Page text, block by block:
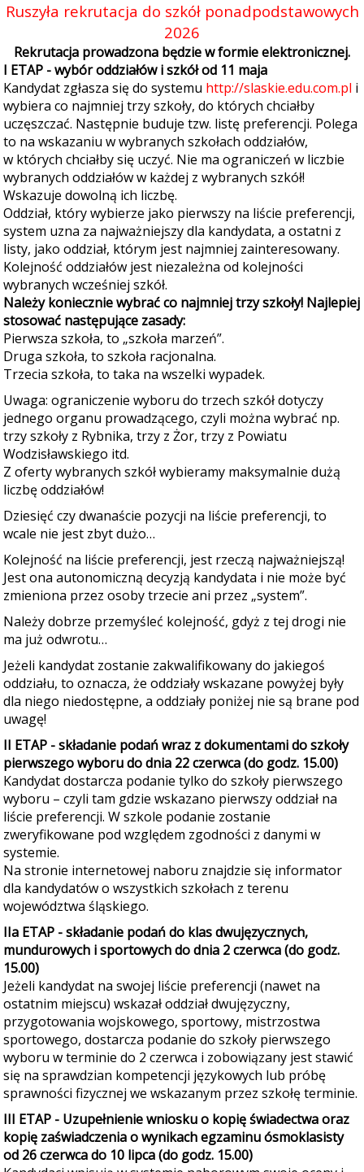
Ruszyła rekrutacja do szkół ponadpodstawowych
2026
Rekrutacja prowadzona będzie w formie elektronicznej.
I ETAP - wybór oddziałów i szkół od 11 maja
Kandydat zgłasza się do systemu http://slaskie.edu.com.pl i
wybiera co najmniej trzy szkoły, do których chciałby
uczęszczać. Następnie buduje tzw. listę preferencji. Polega
to na wskazaniu w wybranych szkołach oddziałów,
w których chciałby się uczyć. Nie ma ograniczeń w liczbie
wybranych oddziałów w każdej z wybranych szkół!
Wskazuje dowolną ich liczbę.
Oddział, który wybierze jako pierwszy na liście preferencji,
system uzna za najważniejszy dla kandydata, a ostatni z
listy, jako oddział, którym jest najmniej zainteresowany.
Kolejność oddziałów jest niezależna od kolejności
wybranych wcześniej szkół.
Należy koniecznie wybrać co najmniej trzy szkoły! Najlepiej
stosować następujące zasady:
Pierwsza szkoła, to „szkoła marzeń”.
Druga szkoła, to szkoła racjonalna.
Trzecia szkoła, to taka na wszelki wypadek.
Uwaga: ograniczenie wyboru do trzech szkół dotyczy
jednego organu prowadzącego, czyli można wybrać np.
trzy szkoły z Rybnika, trzy z Żor, trzy z Powiatu
Wodzisławskiego itd.
Z oferty wybranych szkół wybieramy maksymalnie dużą
liczbę oddziałów!
Dziesięć czy dwanaście pozycji na liście preferencji, to
wcale nie jest zbyt dużo…
Kolejność na liście preferencji, jest rzeczą najważniejszą!
Jest ona autonomiczną decyzją kandydata i nie może być
zmieniona przez osoby trzecie ani przez „system”.
Należy dobrze przemyśleć kolejność, gdyż z tej drogi nie
ma już odwrotu…
Jeżeli kandydat zostanie zakwalifikowany do jakiegoś
oddziału, to oznacza, że oddziały wskazane powyżej były
dla niego niedostępne, a oddziały poniżej nie są brane pod
uwagę!
II ETAP - składanie podań wraz z dokumentami do szkoły
pierwszego wyboru do dnia 22 czerwca (do godz. 15.00)
Kandydat dostarcza podanie tylko do szkoły pierwszego
wyboru – czyli tam gdzie wskazano pierwszy oddział na
liście preferencji. W szkole podanie zostanie
zweryfikowane pod względem zgodności z danymi w
systemie.
Na stronie internetowej naboru znajdzie się informator
dla kandydatów o wszystkich szkołach z terenu
województwa śląskiego.
IIa ETAP - składanie podań do klas dwujęzycznych,
mundurowych i sportowych do dnia 2 czerwca (do godz.
15.00)
Jeżeli kandydat na swojej liście preferencji (nawet na
ostatnim miejscu) wskazał oddział dwujęzyczny,
przygotowania wojskowego, sportowy, mistrzostwa
sportowego, dostarcza podanie do szkoły pierwszego
wyboru w terminie do 2 czerwca i zobowiązany jest stawić
się na sprawdzian kompetencji językowych lub próbę
sprawności fizycznej we wskazanym przez szkołę terminie.
III ETAP - Uzupełnienie wniosku o kopię świadectwa oraz
kopię zaświadczenia o wynikach egzaminu ósmoklasisty
od 26 czerwca do 10 lipca (do godz. 15.00)